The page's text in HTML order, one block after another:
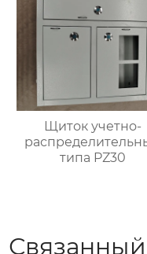
Щиток учетно-
типа PZ30
Связанный